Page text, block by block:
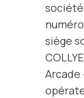
siège
Arcade